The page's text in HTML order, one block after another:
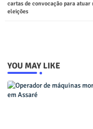
cartas de convocação para atuar
eleições
YOU MAY LIKE